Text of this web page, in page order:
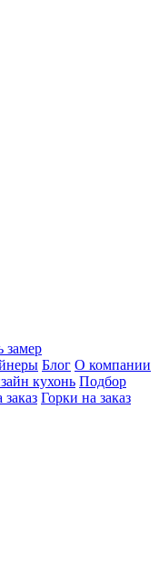
замер
Блог О компании
кухонь Подбор
Горки на заказ